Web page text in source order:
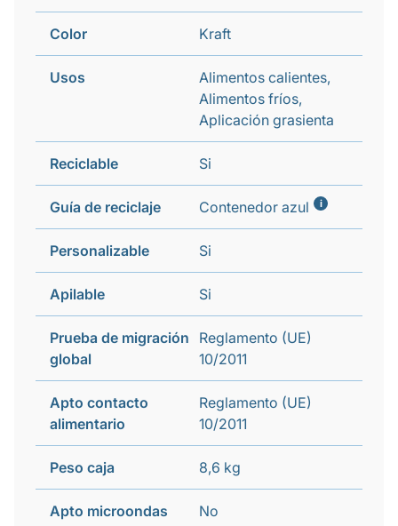
Color Kraft
Usos
Alimentos calientes,
Alimentos fríos,
Aplicación grasienta
Reciclable Si
Guía de reciclaje Contenedor azul i
Personalizable Si
Apilable Si
Prueba de migración
global
Reglamento (UE)
10/2011
Apto contacto
alimentario
Reglamento (UE)
10/2011
Peso caja 8,6 kg
Apto microondas No